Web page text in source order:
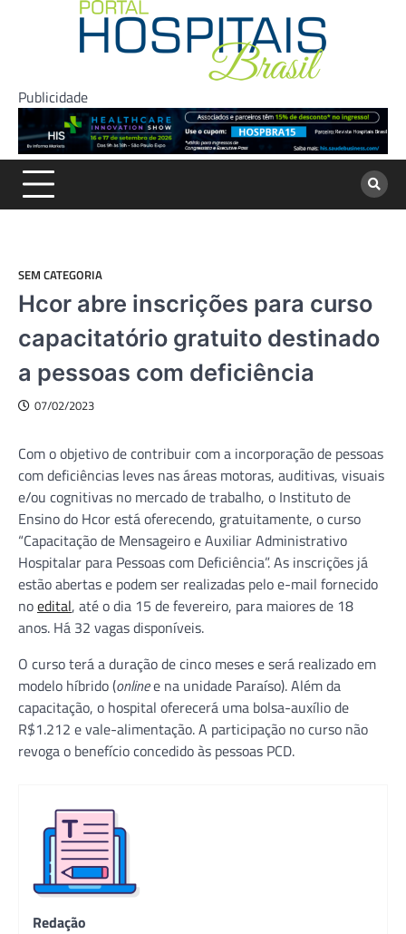
Publicidade
SEM CATEGORIA
Hcor abre inscrições para curso
capacitatório gratuito destinado
a pessoas com deficiência
07/02/2023
Com o objetivo de contribuir com a incorporação de pessoas
com deficiências leves nas áreas motoras, auditivas, visuais
e/ou cognitivas no mercado de trabalho, o Instituto de
Ensino do Hcor está oferecendo, gratuitamente, o curso
“Capacitação de Mensageiro e Auxiliar Administrativo
Hospitalar para Pessoas com Deficiência”. As inscrições já
estão abertas e podem ser realizadas pelo e-mail fornecido
noedital, até o dia 15 de fevereiro, para maiores de 18
anos. Há 32 vagas disponíveis.
O curso terá a duração de cinco meses e será realizado em
modelo híbrido (onlinee na unidade Paraíso). Além da
capacitação, o hospital oferecerá uma bolsa-auxílio de
R$1.212 e vale-alimentação. A participação no curso não
revoga o benefício concedido às pessoas PCD.
Redação